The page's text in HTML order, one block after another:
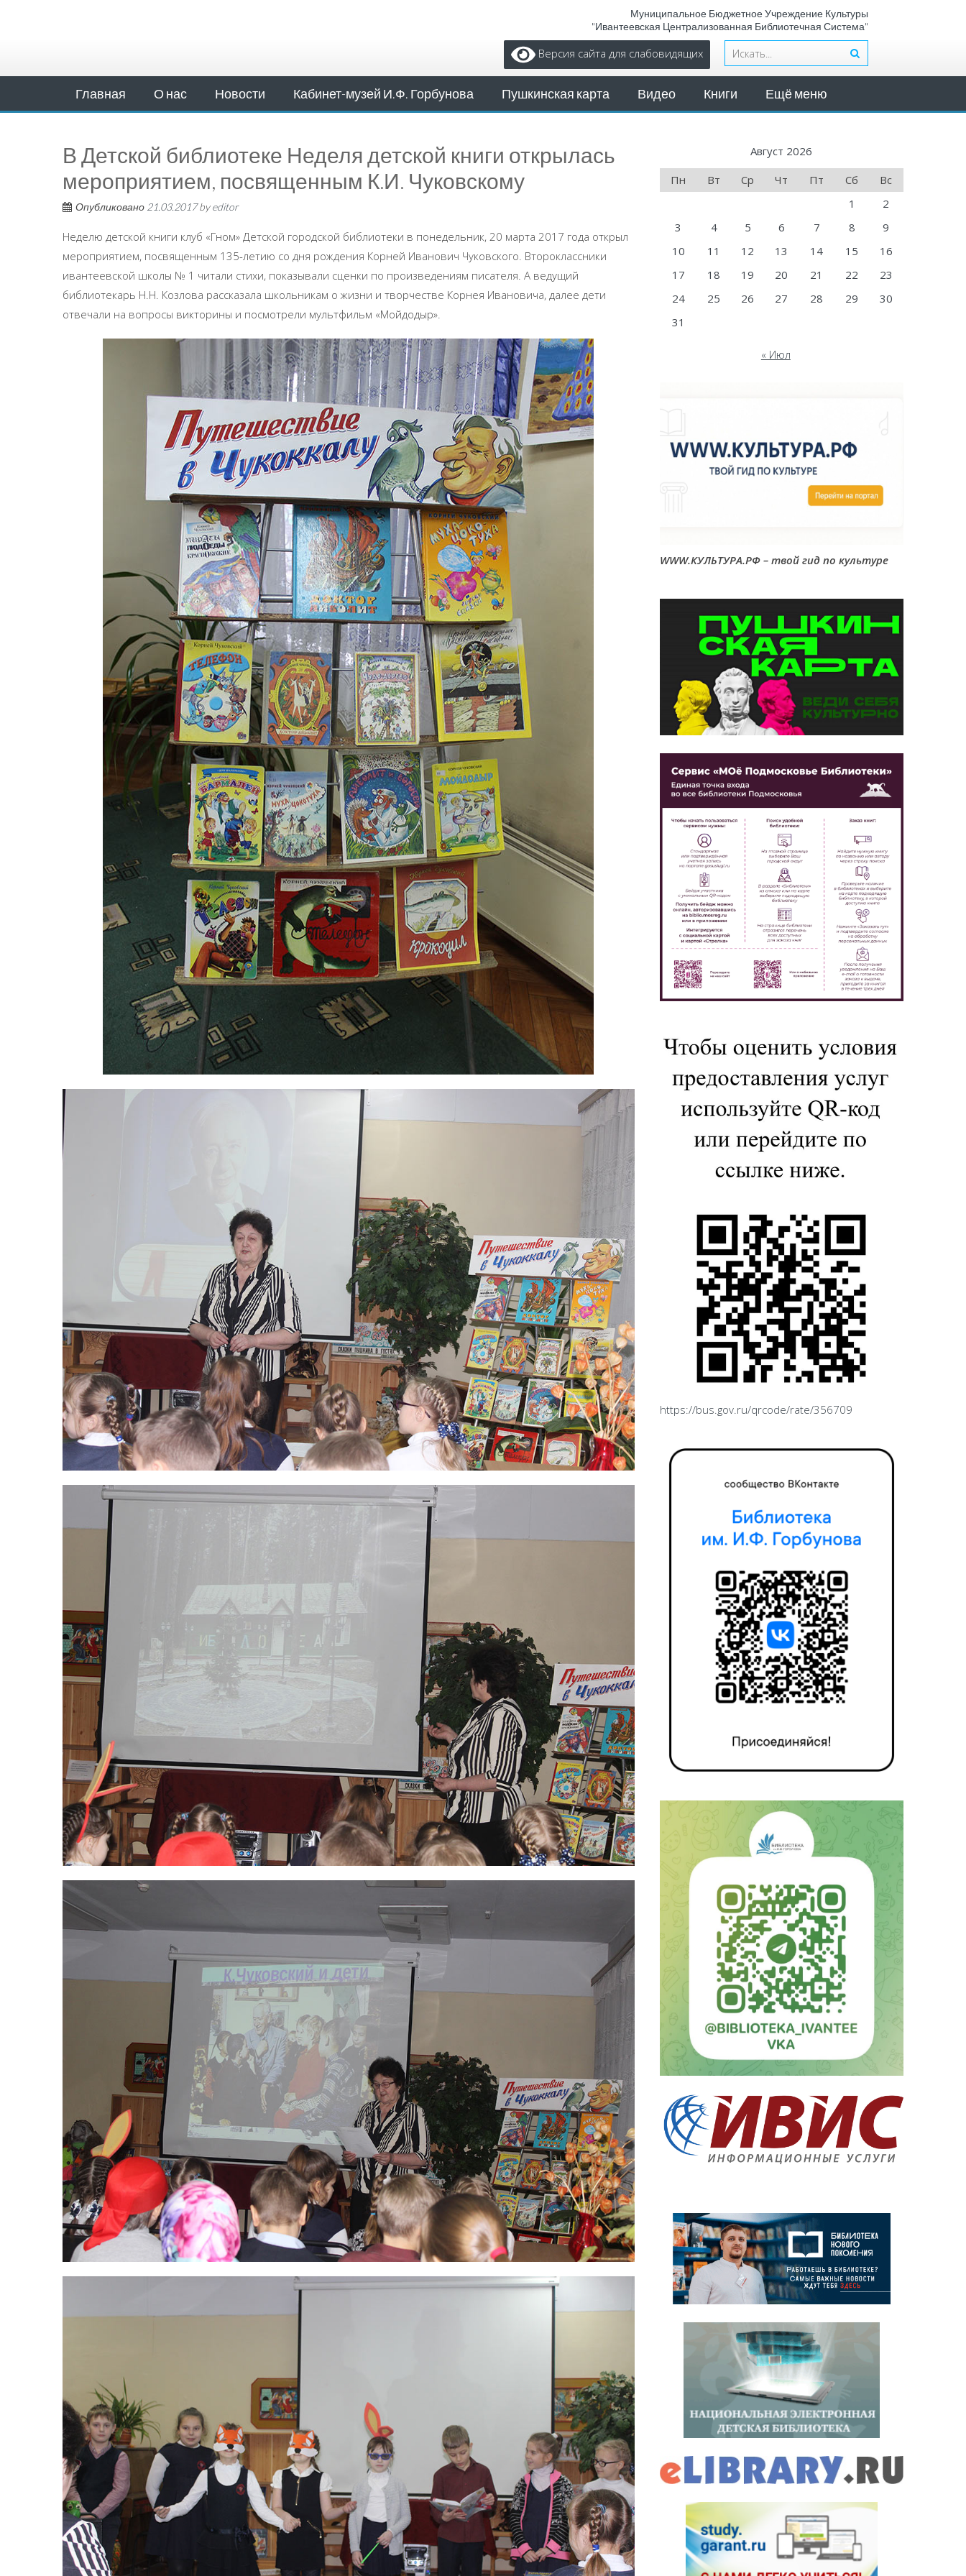
Муниципальное Бюджетное Учреждение Культуры
"Ивантеевская Централизованная Библиотечная Система"
Версия сайта для слабовидящих
Главная О нас Новости Кабинет-музей И.Ф. Горбунова Пушкинская карта Видео Книги Ещё меню
В Детской библиотеке Неделя детской книги открылась
мероприятием, посвященным К.И. Чуковскому
Опубликовано 21.03.2017byeditor
Неделю детской книги клуб «Гном» Детской городской библиотеки в понедельник, 20 марта 2017 года открыл
мероприятием, посвященным 135-летию со дня рождения Корней Иванович Чуковского. Второклассники
ивантеевской школы № 1 читали стихи, показывали сценки по произведениям писателя. А ведущий
библиотекарь Н.Н. Козлова рассказала школьникам о жизни и творчестве Корнея Ивановича, далее дети
отвечали на вопросы викторины и посмотрели мультфильм «Мойдодыр».
Август 2026
Пн
Вт Ср Чт Пт Сб
Вс
1
2
3
4 5 6 7 8
9
10
11 12 13 14 15
16
17
18 19 20 21 22
23
24
25 26 27 28 29
30
31
« Июл
WWW.КУЛЬТУРА.РФ – твой гид по культуре
https://bus.gov.ru/qrcode/rate/356709